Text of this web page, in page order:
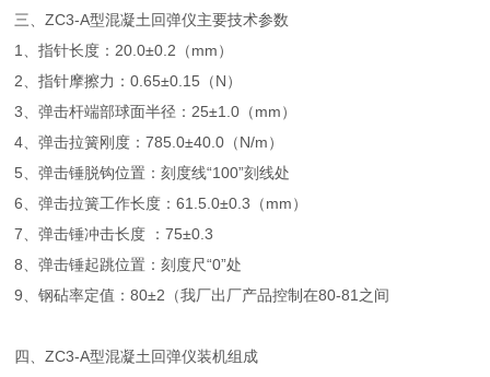
三、ZC3-A型混凝土回弹仪主要技术参数
1、指针长度：20.0±0.2（mm）
2、指针摩擦力：0.65±0.15（N）
3、弹击杆端部球面半径：25±1.0（mm）
4、弹击拉簧刚度：785.0±40.0（N/m）
5、弹击锤脱钩位置：刻度线“100”刻线处
6、弹击拉簧工作长度：61.5.0±0.3（mm）
7、弹击锤冲击长度 ：75±0.3
8、弹击锤起跳位置：刻度尺“0”处
9、钢砧率定值：80±2（我厂出厂产品控制在80-81之间
四、ZC3-A型混凝土回弹仪装机组成